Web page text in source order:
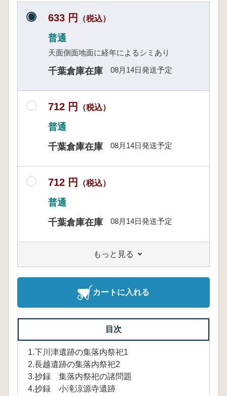
633 円 （税込）
普通
天面側面地面に経年によるシミあり
千葉倉庫在庫 08月14日発送予定
712 円 （税込）
普通
千葉倉庫在庫
08月14日発送予定
712 円 （税込）
普通
千葉倉庫在庫
08月14日発送予定
もっと見る
カートに入れる
目次
1.下川津遺跡の集落内祭祀1
2.長越遺跡の集落内祭祀2
3.抄録 集落内祭祀の諸問題
4.抄録 小滝涼源寺遺跡